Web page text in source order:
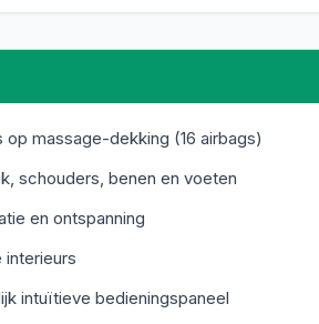
massage-dekking (16 airbags)
schouders, benen en voeten
en ontspanning
interieurs
intuïtieve bedieningspaneel